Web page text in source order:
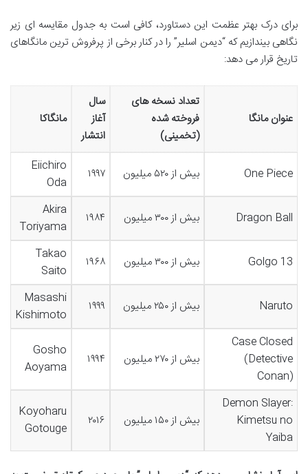
برای درک بهتر عظمت این دستاورد، کافی است به جدول مقایسه ای زیر
نگاهی بیندازیم که “دیمن اسلیر” را در کنار برخی از پرفروش ترین مانگاهای
تاریخ قرار می دهد:
عنوان مانگا
تعداد نسخه های
فروخته شده
(تخمینی)
سال
آغاز
انتشار
مانگاکا
One Piece بیش از ۵۲۰ میلیون ۱۹۹۷
Eiichiro
Oda
Dragon Ball بیش از ۳۰۰ میلیون ۱۹۸۴
Akira
Toriyama
Golgo 13 بیش از ۳۰۰ میلیون ۱۹۶۸
Takao
Saito
Naruto بیش از ۲۵۰ میلیون ۱۹۹۹
Masashi
Kishimoto
Case Closed
(Detective
Conan)
بیش از ۲۷۰ میلیون ۱۹۹۴
Gosho
Aoyama
Demon Slayer:
Kimetsu no
Yaiba
بیش از ۱۵۰ میلیون ۲۰۱۶
Koyoharu
Gotouge